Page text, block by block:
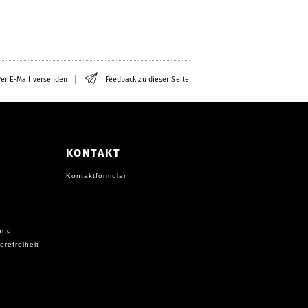
E-Mail versenden Feedback zu dieser Seite
KONTAKT
Kontaktformular